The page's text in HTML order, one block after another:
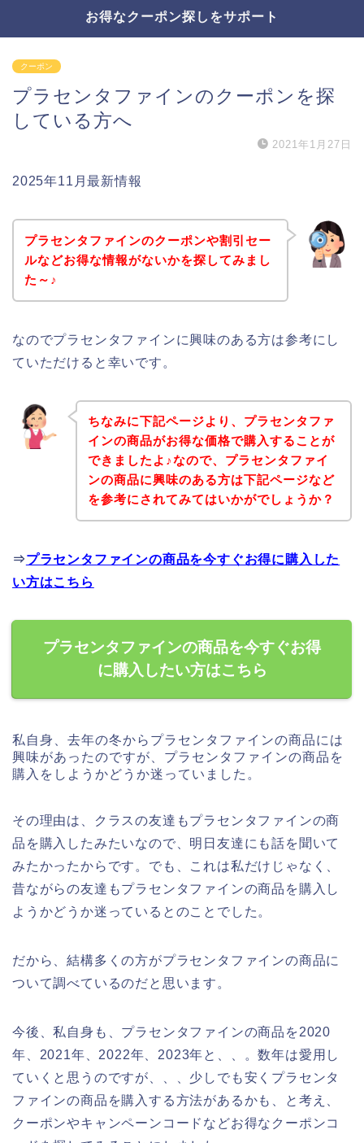
お得なクーポン探しをサポート
クーポン
プラセンタファインのクーポンを探
している方へ
2021年1月27日
2025年11月最新情報
プラセンタファインのクーポンや割引セー
ルなどお得な情報がないかを探してみまし
た～♪
なのでプラセンタファインに興味のある方は参考にし
ていただけると幸いです。
ちなみに下記ページより、プラセンタファ
インの商品がお得な価格で購入することが
できましたよ♪なので、プラセンタファイ
ンの商品に興味のある方は下記ページなど
を参考にされてみてはいかがでしょうか？
⇒プラセンタファインの商品を今すぐお得に購入した
い方はこちら
プラセンタファインの商品を今すぐお得
に購入したい方はこちら
私自身、去年の冬からプラセンタファインの商品には
興味があったのですが、プラセンタファインの商品を
購入をしようかどうか迷っていました。
その理由は、クラスの友達もプラセンタファインの商
品を購入したみたいなので、明日友達にも話を聞いて
みたかったからです。でも、これは私だけじゃなく、
昔ながらの友達もプラセンタファインの商品を購入し
ようかどうか迷っているとのことでした。
だから、結構多くの方がプラセンタファインの商品に
ついて調べているのだと思います。
今後、私自身も、プラセンタファインの商品を2020
年、2021年、2022年、2023年と、、。数年は愛用し
ていくと思うのですが、、、少しでも安くプラセンタ
ファインの商品を購入する方法があるかも、と考え、
クーポンやキャンペーンコードなどお得なクーポンコ